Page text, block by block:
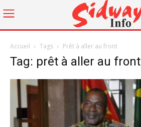
Accueil Tags Prêt à aller au front
Tag: prêt à aller au front